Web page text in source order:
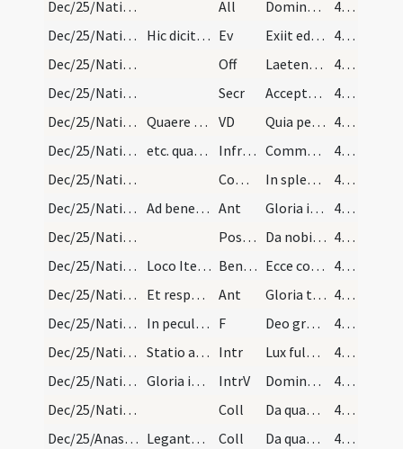
Dec/25/Nativitas/M1/Mass Propers
All Dominus dixit ad me
40 (8v)
Dec/25/Nativitas/M1/Mass Propers
Hic dicitur Credo in unum Deum. Ev Exiit edictum a Caesare Augusto
40 (8v)
Dec/25/Nativitas/M1/Mass Propers
Off Laetentur caeli et exsultet terra
41 (9r)
Dec/25/Nativitas/M1/Mass Propers
Secr Accepta tibi sit Domine quaesumus hodiernae festivitatis
41 (9r)
Dec/25/Nativitas/M1/Mass Propers
Quaere ante canonem. VD Quia per incarnati Verbi
41 (9r)
Dec/25/Nativitas/M1/Mass Propers
etc. quaere ante canonem. Nota quod Communicantes… Infracan Communicantes et noctem sacratissimam celebrantes qua beatae Mariae
41 (9r)
Dec/25/Nativitas/M1/Mass Propers
Comm In splendoribus sanctorum
41 (9r)
Dec/25/Nativitas/Christmas Eve/Office
Ad benedictus antiphona Ant Gloria in exclesis
41 (9r)
Dec/25/Nativitas/M1/Mass Propers
Postcomm Da nobis quaesumus Domine Deus noster ut qui nativitatem
41 (9r)
Dec/25/Nativitas/Christmas Eve/1
Loco Ite missa est dicitur haec antiphona: Benedicamen Ecce completa sunt omnia
41 (9r)
Dec/25/Nativitas/Christmas Eve/2
Et respondetur a choro. Ant Gloria tibi Domine qui natus es de virgine cum Patre et Sancto Spiritu in sempiterna saecula.
41 (9r)
Dec/25/Nativitas/Christmas Eve
In peculiari vero missa dicitur: F Deo gratias.
41 (9r)
Dec/25/Nativitas/M2/Mass Propers
Statio ad sanctam Anastasiam Intr Lux fulgebit hodie super nos
41 (9r)
Dec/25/Nativitas/M2/Mass Propers
Gloria in excelsis Deo IntrV Dominus regnavit decorem indutus est
41 (9r)
Dec/25/Nativitas/M2/Mass Propers
Coll Da quaesumus omnipotens Deus ut qui nova incarnati Verbi tui
41 (9r)
Dec/25/Anastasia/M2/Mass Propers
Legantur istae duae orationes sub una conclusione. Coll Da quaesumus omnipotens Deus ut qui beatae Anastasiae
42 (9v)